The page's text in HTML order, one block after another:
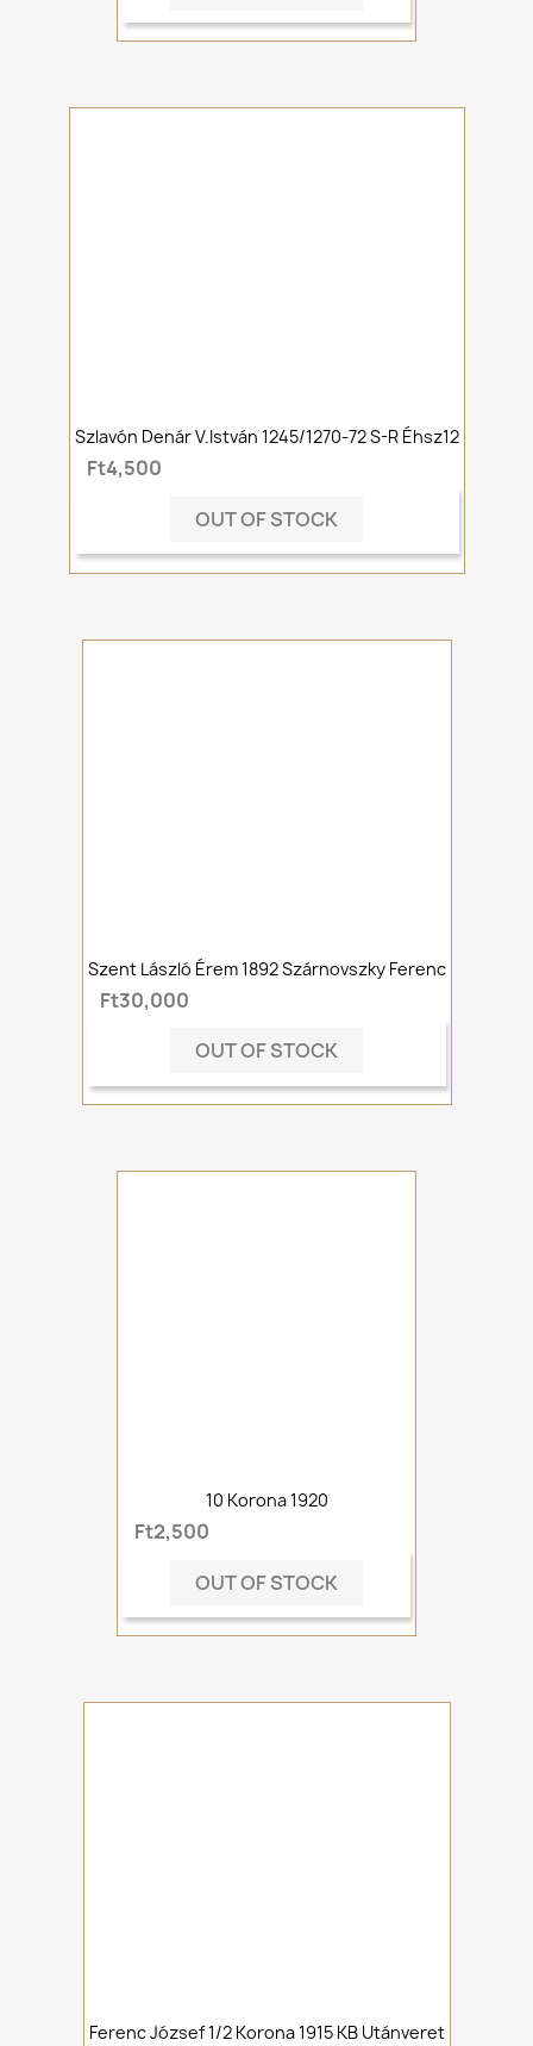
Szlavón Denár V.István 1245/1270-72 S-R Éhsz12
Ft4,500
OUT OF STOCK
Szent László Érem 1892 Szárnovszky Ferenc
Ft30,000
OUT OF STOCK
10 Korona 1920
Ft2,500
OUT OF STOCK
Ferenc József 1/2 Korona 1915 KB Utánveret